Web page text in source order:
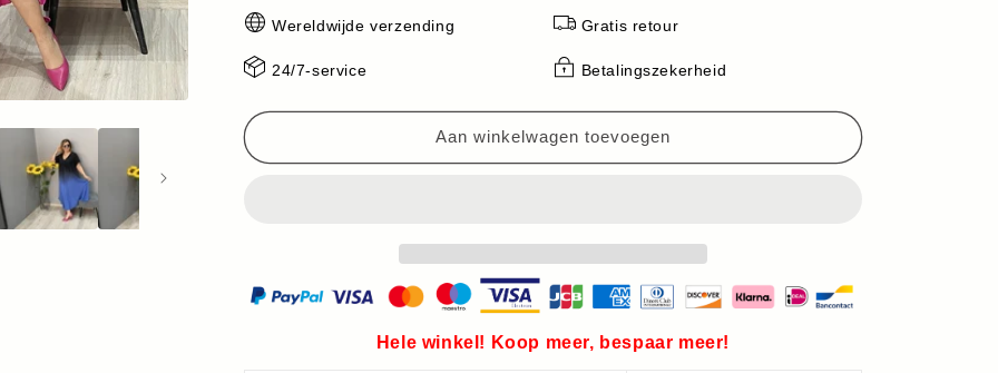
Casual
Lange
Casual
Wereldwijde verzending Gratis retour
24/7-service Betalingszekerheid
Aan winkelwagen toevoegen
Hele winkel! Koop meer, bespaar meer!